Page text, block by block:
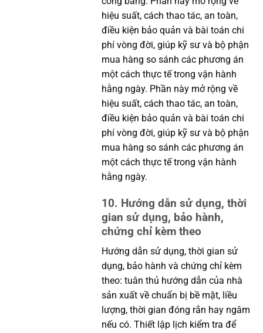
hiệu suất, cách thao tác, an toàn,
điều kiện bảo quản và bài toán chi
phí vòng đời, giúp kỹ sư và bộ phận
mua hàng so sánh các phương án
một cách thực tế trong vận hành
hằng ngày. Phần này mở rộng về
hiệu suất, cách thao tác, an toàn,
điều kiện bảo quản và bài toán chi
phí vòng đời, giúp kỹ sư và bộ phận
mua hàng so sánh các phương án
một cách thực tế trong vận hành
hằng ngày.
10. Hướng dẫn sử dụng, thời
gian sử dụng, bảo hành,
chứng chỉ kèm theo
Hướng dẫn sử dụng, thời gian sử
dụng, bảo hành và chứng chỉ kèm
theo: tuân thủ hướng dẫn của nhà
sản xuất về chuẩn bị bề mặt, liều
lượng, thời gian đóng rắn hay ngâm
nếu có. Thiết lập lịch kiểm tra để